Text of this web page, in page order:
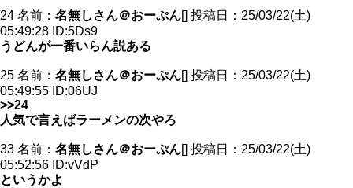
24 名前： 名無しさん＠おーぷん[] 投稿日：25/03/22(土)
05:49:28 ID:5Ds9
うどんが一番いらん説ある
25 名前： 名無しさん＠おーぷん[] 投稿日：25/03/22(土)
05:49:55 ID:06UJ
>>24
人気で言えばラーメンの次やろ
33 名前： 名無しさん＠おーぷん[] 投稿日：25/03/22(土)
05:52:56 ID:vVdP
というかよ